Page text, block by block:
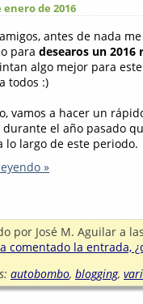
enero de 2016
antes de nada
para desearos un 2016
algo mejor para
todos :)
vamos a hacer un
durante el año pasado
lo largo de este periodo.
»
por José M. Aguilar a
comentado la entrada,
autobombo, blogging,